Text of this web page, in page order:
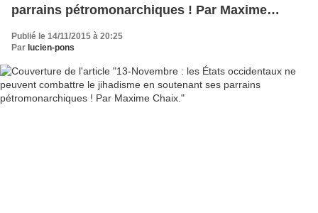
parrains pétromonarchiques ! Par Maxime
Chaix.
Publié le 14/11/2015 à 20:25
Par lucien-pons